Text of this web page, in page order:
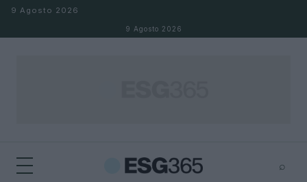
Salta al contenuto
9 Agosto 2026
9 Agosto 2026
⌕